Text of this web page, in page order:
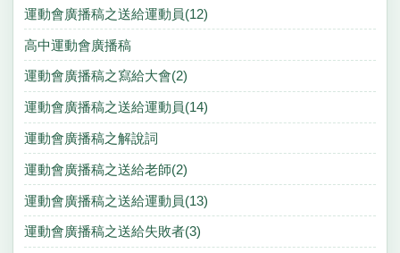
運動會廣播稿之送給運動員(12)
高中運動會廣播稿
運動會廣播稿之寫給大會(2)
運動會廣播稿之送給運動員(14)
運動會廣播稿之解說詞
運動會廣播稿之送給老師(2)
運動會廣播稿之送給運動員(13)
運動會廣播稿之送給失敗者(3)